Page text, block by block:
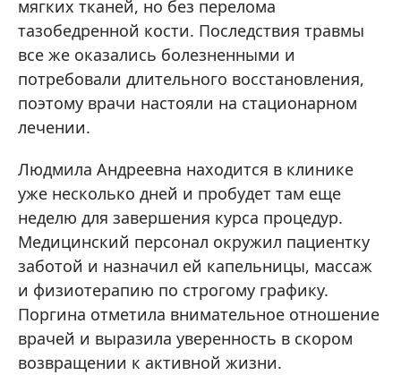
мягких тканей, но без перелома
тазобедренной кости. Последствия травмы
все же оказались болезненными и
потребовали длительного восстановления,
поэтому врачи настояли на стационарном
лечении.
Людмила Андреевна находится в клинике
уже несколько дней и пробудет там еще
неделю для завершения курса процедур.
Медицинский персонал окружил пациентку
заботой и назначил ей капельницы, массаж
и физиотерапию по строгому графику.
Поргина отметила внимательное отношение
врачей и выразила уверенность в скором
возвращении к активной жизни.